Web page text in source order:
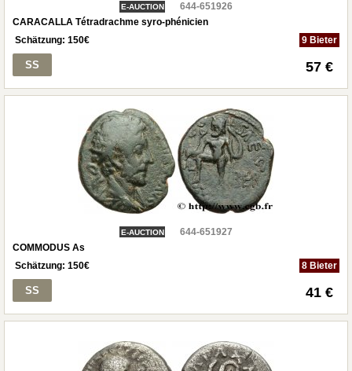
E-AUCTION
644-651926
CARACALLA Tétradrachme syro-phénicien
Schätzung: 150€ 9 Bieter
SS 57 €
E-AUCTION
644-651927
COMMODUS As
Schätzung: 150€ 8 Bieter
SS 41 €